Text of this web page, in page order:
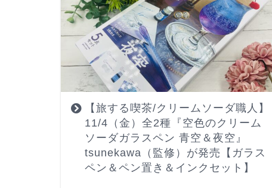
【旅する喫茶/クリームソーダ職人】
11/4（金）全2種『空色のクリーム
ソーダガラスペン 青空＆夜空』
tsunekawa（監修）が発売【ガラス
ペン＆ペン置き＆インクセット】